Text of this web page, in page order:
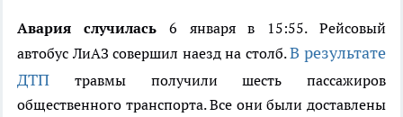
Авария случилась6 января в 15:55. Рейсовый
автобус ЛиАЗ совершил наезд на столб.В результате
ДТП травмы получили шесть пассажиров
общественного транспорта. Все они были доставлены